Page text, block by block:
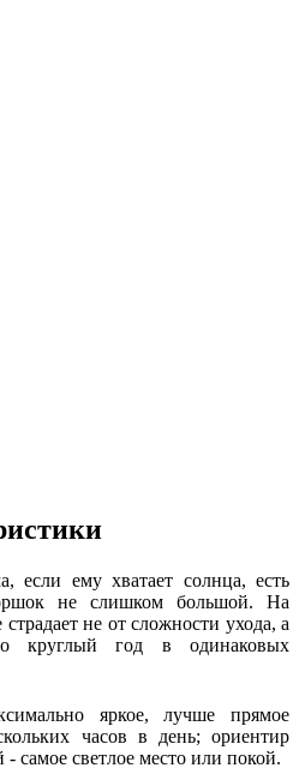
если ему хватает солнца, есть
не слишком большой. На
не от сложности ухода, а
круглый год в одинаковых
яркое, лучше прямое
часов в день; ориентир
самое светлое место или покой.